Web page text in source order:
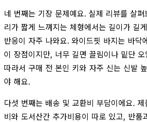
네 번째는 기장 문제예요. 실제 리뷰를 살
리가 짧게 느껴지는 체형에서는 길이가 길
반응이 자주 나와요. 와이드핏 바지는 바닥
이 장점이지만, 너무 길면 끌림이나 밑단
따라서 구매 전 본인 키와 자주 신는 신발
야 해요.
다섯 번째는 배송 및 교환비 부담이에요.
비와 도서산간 추가비용이 따로 있고, 반품